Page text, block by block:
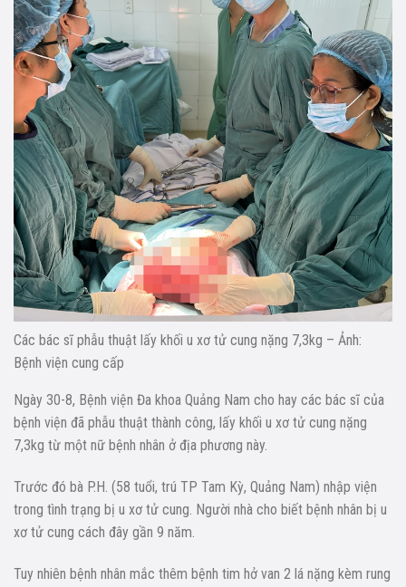
Các bác sĩ phẫu thuật lấy khối u xơ tử cung nặng 7,3kg – Ảnh:
Bệnh viện cung cấp
Ngày 30-8, Bệnh viện Đa khoa Quảng Nam cho hay các bác sĩ của
bệnh viện đã phẫu thuật thành công, lấy khối u xơ tử cung nặng
7,3kg từ một nữ bệnh nhân ở địa phương này.
Trước đó bà P.H. (58 tuổi, trú TP Tam Kỳ, Quảng Nam) nhập viện
trong tình trạng bị u xơ tử cung. Người nhà cho biết bệnh nhân bị u
xơ tử cung cách đây gần 9 năm.
Tuy nhiên bệnh nhân mắc thêm bệnh tim hở van 2 lá nặng kèm rung